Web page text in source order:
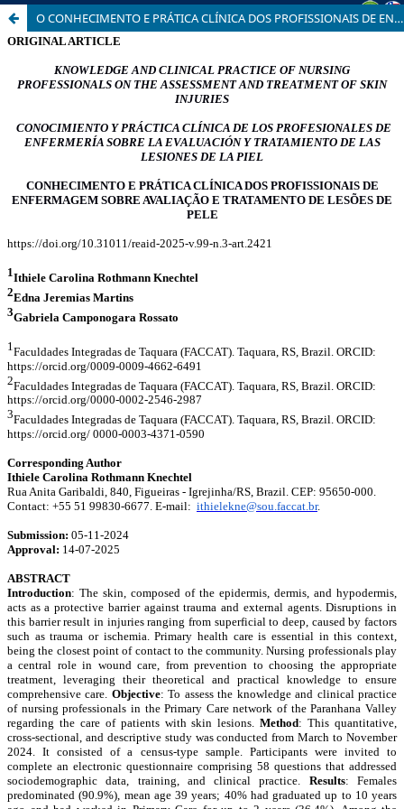
O CONHECIMENTO E PRÁTICA CLÍNICA DOS PROFISSIONAIS DE ENFERMAGEM SOBRE AVALIAÇÃO E TRATAMENTO DE LESÕES DE PELE